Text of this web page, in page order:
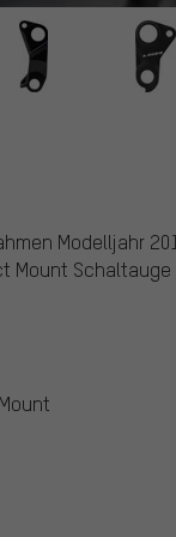
Modelljahr
Mount